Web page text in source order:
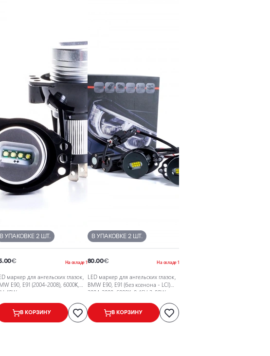
В УПАКОВКЕ 2 ШТ.
€ На складе 1
маркер для ангельских глазок,
E90, E91 (2004-2008), 6000K,
40W
В КОРЗИНУ
В УПАКОВКЕ 2 ШТ.
80.00€ На складе 1
LED маркер для ангельских глазок,
BMW E90, E91 (без ксенона - LCI)
2004-2008, 6000K, 9-16V, 2x80W
В КОРЗИНУ